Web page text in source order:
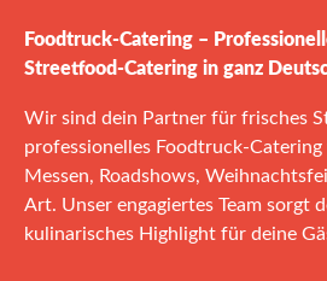
Foodtruck‑Catering –
Streetfood‑Catering in ganz
Wir sind dein Partner für frisches
professionelles
Messen, Roadshows,
Art. Unser engagiertes Team sorgt
kulinarisches Highlight für deine